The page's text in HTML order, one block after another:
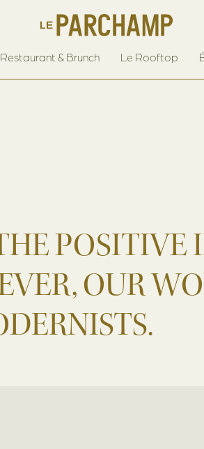
Restaurant & Brunch Le Rooftop
POSITIVE
OUR